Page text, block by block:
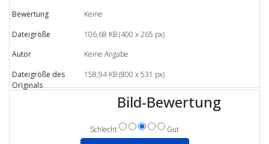
Bewertung
Keine
Dateigröße
106,68 KB (400 x 265 px)
Autor
Keine Angabe
Dateigröße des
Originals
158,94 KB (800 x 531 px)
Bild-Bewertung
Schlecht Gut